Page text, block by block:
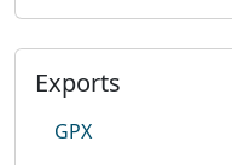
Exports
GPX